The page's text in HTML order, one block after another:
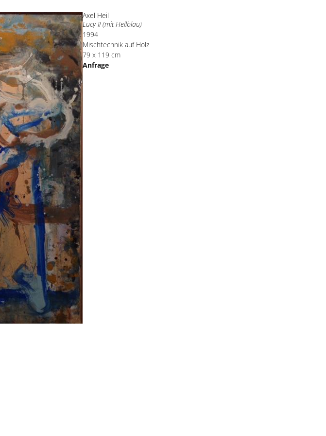
Axel Heil
Lucy II (mit Hellblau)
1994
Mischtechnik auf Holz
79 x 119 cm
Anfrage